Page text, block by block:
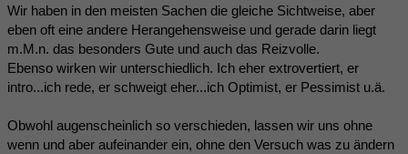
Wir haben in den meisten Sachen die gleiche Sichtweise, aber
eben oft eine andere Herangehensweise und gerade darin liegt
m.M.n. das besonders Gute und auch das Reizvolle.
Ebenso wirken wir unterschiedlich. Ich eher extrovertiert, er
intro...ich rede, er schweigt eher...ich Optimist, er Pessimist u.ä.
Obwohl augenscheinlich so verschieden, lassen wir uns ohne
wenn und aber aufeinander ein, ohne den Versuch was zu ändern